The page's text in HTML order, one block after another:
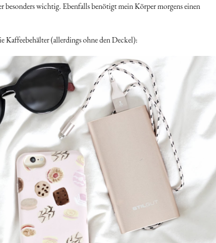
besonders wichtig. Ebenfalls benötigt mein Körper morgens einen
Kaffeebehälter (allerdings ohne den Deckel):